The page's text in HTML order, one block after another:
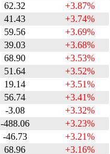
62.32
+3.87%
41.43
+3.74%
59.56
+3.69%
39.03
+3.68%
68.90
+3.53%
51.64
+3.52%
19.14
+3.51%
56.74
+3.41%
-3.08
+3.32%
-488.06
+3.23%
-46.73
+3.21%
68.96
+3.16%